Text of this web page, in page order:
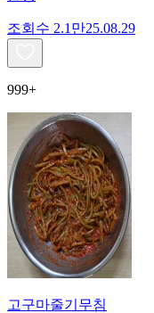
조회수 2.1만25.08.29
999+
고구마줄기무침